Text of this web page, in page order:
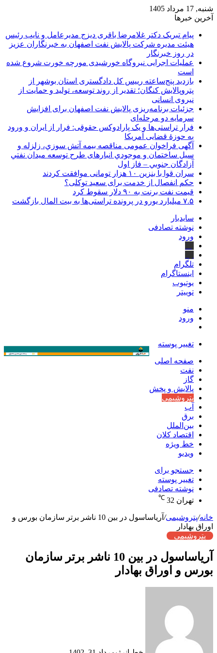
شنبه, 17 مرداد 1405
آخرین خبرها
پیام تبریک دکتر غلامرضا باقری دیزج مدیرعامل و نایب رئیس
هیئت مدیره شرکت پالایش نفت اصفهان به خبرنگاران عزیز
در روز خبرنگار
عملیات اجرایی نیروگاه خورشیدی مورچه خورت شروع شده
است
بازدید پنج‌ساعته رییس کل دادگستری استان بوشهر از
پتروپالایش کنگان؛ تقدیر از روند توسعه، تولید و حمایت از
نیروی انسانی
جزئیات برنامه‌ریزی پالایش نفت اصفهان برای افزایش
سرمایه دو مرحله‌ای
فرار تراستی‌ها و یک پارادوکس حقوقی: فرار از ایران و ورود
به حوزۀ قضایی آمریکا
آگهی فراخوان عمومی مناقصه بيمه آتش سوزي، زلزله و
سیل ساختمان و موجودي انبارهای طرح توسعه ميدان نفتي
آزادگان جنوبي – فاز اول
سران قوا با بنزین ۱۰ هزار تومانی موافقت کردند
حکم انفصال از خدمت برای سعید توکلی؟
قیمت نفت برنت به ۹۰ دلار سقوط کرد
۷.۵ میلیارد یورو در پرونده تراستی‌ها به بیت المال بازگشت
سایدبار
نوشته تصادفی
ورود
تلگرام
اینستاگرام
یوتیوب
توییتر
منو
ورود
تغییر پوسته
صفحه اصلی
نفت
گاز
پالایش و پخش
پتروشیمی
آب
برق
بین‌الملل
اقتصاد کلان
خط ویژه
ویدیو
جستجو برای
تغییر پوسته
نوشته تصادفی
تهران 32
℃
خانه/پتروشیمی/
آریاساسول در بین 10 ناشر برتر سازمان بورس و
اوراق بهادار
پتروشیمی
آریاساسول در بین 10 ناشر برتر سازمان
بورس و اوراق بهادار